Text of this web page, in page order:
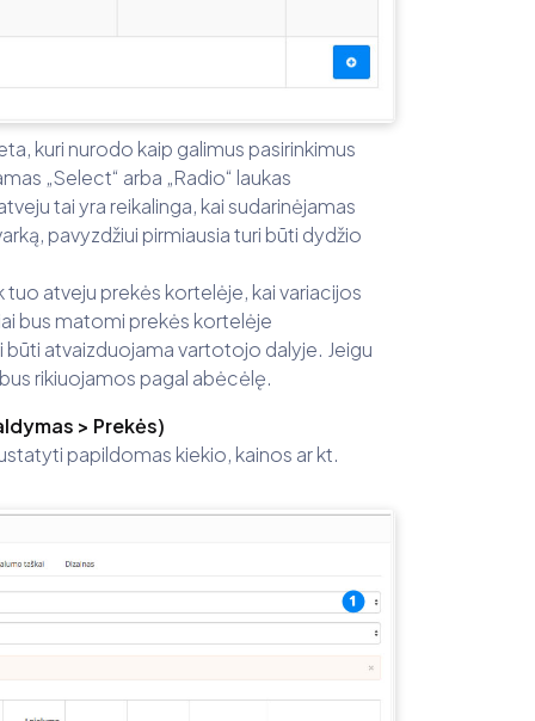
kuri nurodo kaip galimus pasirinkimus
„Select“ arba „Radio“ laukas
tai yra reikalinga, kai sudarinėjamas
pavyzdžiui pirmiausia turi būti dydžio
atveju prekės kortelėje, kai variacijos
bus matomi prekės kortelėje
būti atvaizduojama vartotojo dalyje. Jeigu
rikiuojamos pagal abėcėlę.
> Prekės)
papildomas kiekio, kainos ar kt.